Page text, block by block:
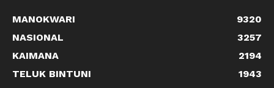
MANOKWARI
9320
NASIONAL
3257
KAIMANA
2194
TELUK BINTUNI
1943